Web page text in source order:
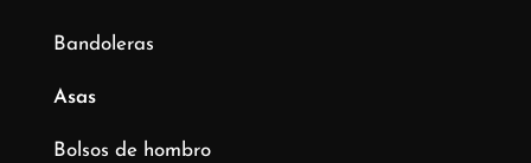
Bandoleras
Asas
Bolsos de hombro